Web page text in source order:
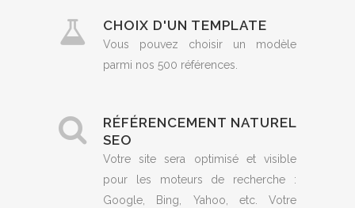
CHOIX D'UN TEMPLATE
Vous pouvez choisir un modèle
parmi nos 500 références.
RÉFÉRENCEMENT NATUREL
SEO
Votre site sera optimisé et visible
pour les moteurs de recherche :
Google, Bing, Yahoo, etc. Votre